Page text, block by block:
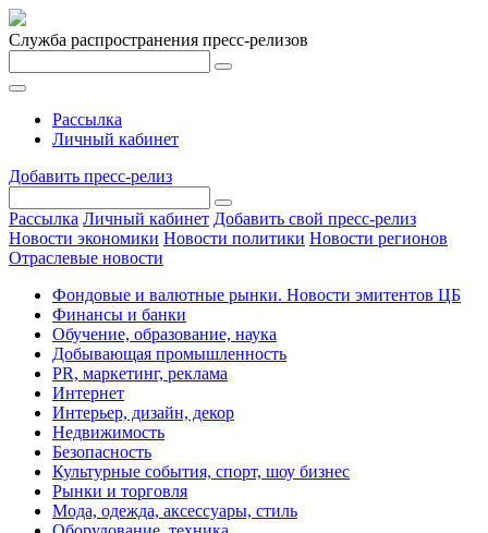
Служба распространения пресс-релизов
Рассылка
Личный кабинет
Добавить пресс-релиз
Рассылка Личный кабинет Добавить свой пресс-релиз
Новости экономики Новости политики Новости регионов
Отраслевые новости
Фондовые и валютные рынки. Новости эмитентов ЦБ
Финансы и банки
Обучение, образование, наука
Добывающая промышленность
PR, маркетинг, реклама
Интернет
Интерьер, дизайн, декор
Недвижимость
Безопасность
Культурные события, спорт, шоу бизнес
Рынки и торговля
Мода, одежда, аксессуары, стиль